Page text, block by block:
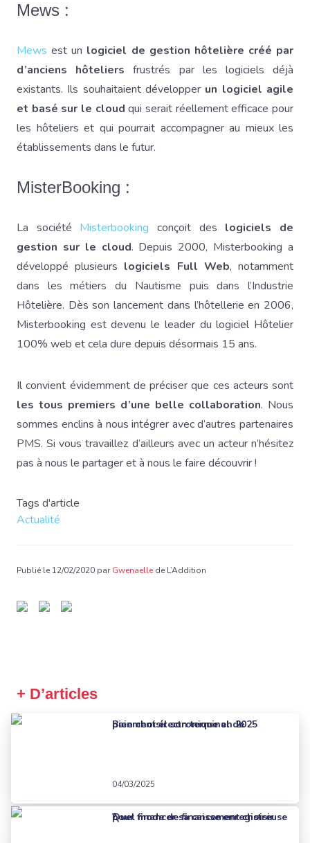
Mews :
Mews est un logiciel de gestion hôtelière créé par
d’anciens hôteliers frustrés par les logiciels déjà
existants. Ils souhaitaient développer un logiciel agile
et basé sur le cloud qui serait réellement efficace pour
les hôteliers et qui pourrait accompagner au mieux les
établissements dans le futur.
MisterBooking :
La société Misterbooking conçoit des logiciels de
gestion sur le cloud. Depuis 2000, Misterbooking a
développé plusieurs logiciels Full Web, notamment
dans les métiers du Nautisme puis dans l’Industrie
Hôtelière. Dès son lancement dans l’hôtellerie en 2006,
Misterbooking est devenu le leader du logiciel Hôtelier
100% web et cela dure depuis désormais 15 ans.
Il convient évidemment de préciser que ces acteurs sont
les tous premiers d’une belle collaboration. Nous
sommes enclins à nous intégrer avec d’autres partenaires
PMS. Si vous travaillez d’ailleurs avec un acteur n’hésitez
pas à nous le partager et à nous le faire découvrir !
Tags d'article
Actualité
Publié le 12/02/2020 parGwenaelle de L’Addition
+ D’articles
Bien choisir son terminal de paiement électronique en 2025
04/03/2025
Quel mode de financement choisir pour financer sa caisse enregistreuse ?